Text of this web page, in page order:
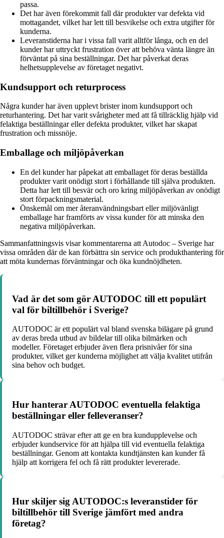
passa.
Det har även förekommit fall där produkter var defekta vid
mottagandet, vilket har lett till besvikelse och extra utgifter för
kunderna.
Leveranstiderna har i vissa fall varit alltför långa, och en del
kunder har uttryckt frustration över att behöva vänta längre än
förväntat på sina beställningar. Det har påverkat deras
helhetsupplevelse av företaget negativt.
Kundsupport och returprocess
Några kunder har även upplevt brister inom kundsupport och
returhantering. Det har varit svårigheter med att få tillräcklig hjälp vid
felaktiga beställningar eller defekta produkter, vilket har skapat
frustration och missnöje.
Emballage och miljöpåverkan
En del kunder har påpekat att emballaget för deras beställda
produkter varit onödigt stort i förhållande till själva produkten.
Detta har lett till besvär och oro kring miljöpåverkan av onödigt
stort förpackningsmaterial.
Önskemål om mer återanvändningsbart eller miljövänligt
emballage har framförts av vissa kunder för att minska den
negativa miljöpåverkan.
Sammanfattningsvis visar kommentarerna att Autodoc – Sverige har
vissa områden där de kan förbättra sin service och produkthantering för
att möta kundernas förväntningar och öka kundnöjdheten.
Vad är det som gör AUTODOC till ett populärt
val för biltillbehör i Sverige?
AUTODOC är ett populärt val bland svenska bilägare på grund
av deras breda utbud av bildelar till olika bilmärken och
modeller. Företaget erbjuder även flera prisnivåer för sina
produkter, vilket ger kunderna möjlighet att välja kvalitet utifrån
sina behov och budget.
Hur hanterar AUTODOC eventuella felaktiga
beställningar eller felleveranser?
AUTODOC strävar efter att ge en bra kundupplevelse och
erbjuder kundservice för att hjälpa till vid eventuella felaktiga
beställningar. Genom att kontakta kundtjänsten kan kunder få
hjälp att korrigera fel och få rätt produkter levererade.
Hur skiljer sig AUTODOC:s leveranstider för
biltillbehör till Sverige jämfört med andra
företag?